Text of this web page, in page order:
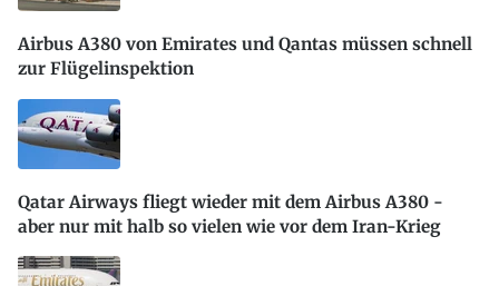
Airbus A380 von Emirates und Qantas müssen schnell
zur Flügelinspektion
Qatar Airways fliegt wieder mit dem Airbus A380 -
aber nur mit halb so vielen wie vor dem Iran-Krieg